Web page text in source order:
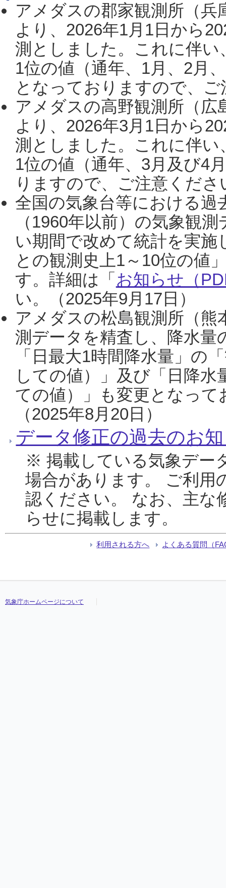
アメダスの郡家観測所（
より、2026年1月1日から
測としました。これに伴い
1位の値（通年、1月、2月
となっておりますので、
アメダスの高野観測所（
より、2026年3月1日から
測としました。これに伴い
1位の値（通年、3月及び4
りますので、ご注意くだ
全国の気象台等における過
（1960年以前）の気象観
い期間で改めて統計を実
との観測史上1～10位の値
す。詳細は「 お知らせ（
い。（2025年9月17日）
アメダスの松島観測所（熊
測データを精査し、降水
「日最大1時間降水量」の
しての値）」及び「日降
ての値）」も変更となっ
（2025年8月20日）
データ修正の過去のお
※ 掲載している気象デー
場合があります。 ご利用
認ください。 なお、主な
らせに掲載します。
利用される方へ よくある質問（
気象庁ホームページについて